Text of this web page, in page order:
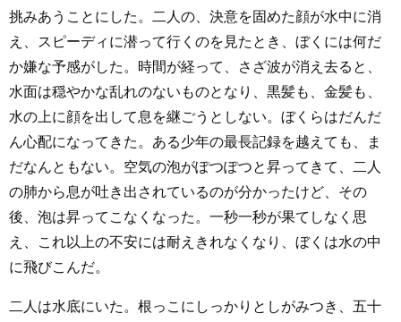
挑みあうことにした。二人の、決意を固めた顔が水中に消
え、スピーディに潜って行くのを見たとき、ぼくには何だ
か嫌な予感がした。時間が経って、さざ波が消え去ると、
水面は穏やかな乱れのないものとなり、黒髪も、金髪も、
水の上に顔を出して息を継ごうとしない。ぼくらはだんだ
ん心配になってきた。ある少年の最長記録を越えても、ま
だなんともない。空気の泡がぽつぽつと昇ってきて、二人
の肺から息が吐き出されているのが分かったけど、その
後、泡は昇ってこなくなった。一秒一秒が果てしなく思
え、これ以上の不安には耐えきれなくなり、ぼくは水の中
に飛びこんだ。
二人は水底にいた。根っこにしっかりとしがみつき、五十